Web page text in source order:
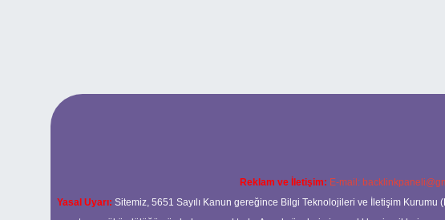
Reklam ve İletişim: E-mail:
Yasal Uyarı: Sitemiz, 5651 Sayılı Kanun gereğince Bilgi Teknolojileri ve İletişim